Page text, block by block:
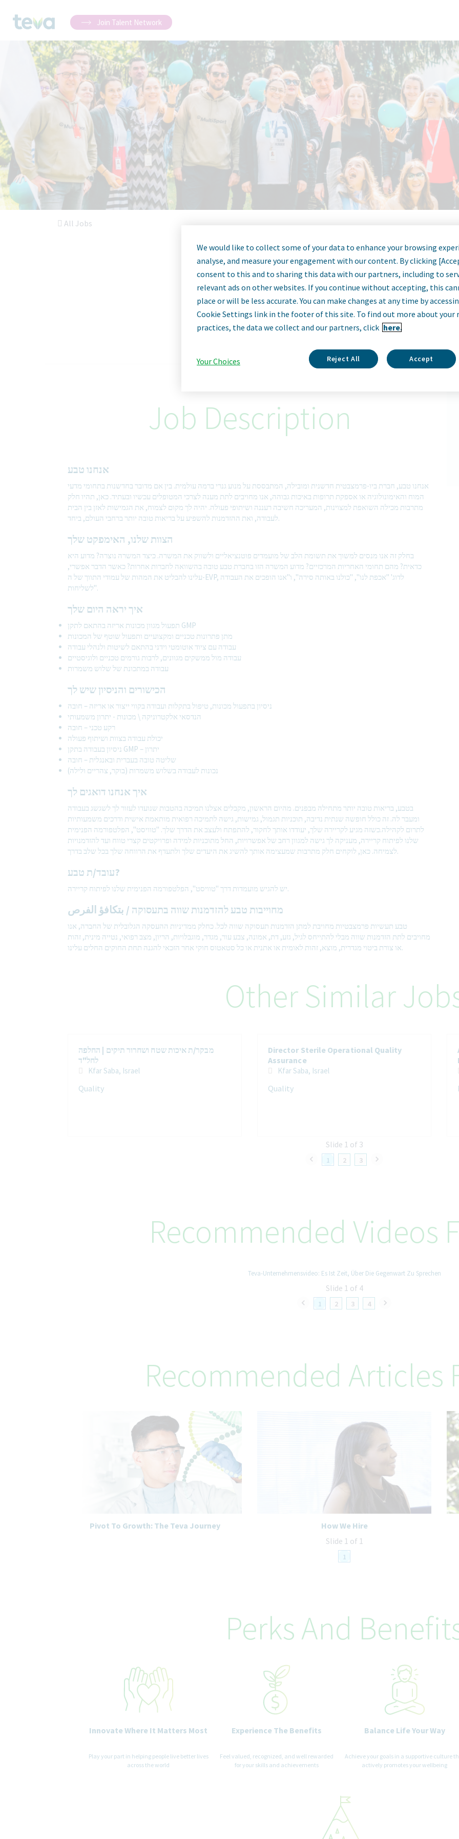
Join Talent Network
All Jobs
מפעיל/ה קווי אריזה
Kfar Saba, Israel
Apply Now
Job Description
אנחנו טבע
אנחנו טבע, חברת ביו-פרמצבטית חדשנית ומובילה, המתבססת על מנוע גנרי ברמה עולמית. בין אם מדובר בחדשנות בתחומי מדעי
המוח והאימונולוגיה או אספקת תרופות באיכות גבוהה, אנו מחויבים לתת מענה לצרכי המטופלים עכשיו ובעתיד. כאן, תהיו חלק
מתרבות מכילה השואפת למצוינות, המעריכה חשיבה רעננה ושיתופי פעולה. יהיה לך מקום לצמוח, את הגמישות לאזן בין הבית
לעבודה, ואת ההזדמנות להשפיע על בריאות טובה יותר ברחבי העולם, ביחד.
הצוות שלנו, האימפקט שלך
בחלק זה אנו מנסים למשוך את תשומת הלב של מועמדים פוטנציאליים ולשווק את המשרה. כיצד המשרה נוצרה? מדוע היא
כדאית? מהם תחומי האחריות המרכזיים? מדוע המשרה הזו בחברת טבע טובה בהשוואה לחברות אחרות? כאשר הדבר אפשרי,
עלינו להבליט את המהות של עמודי התווך של ה-EVP, לדוג' "אכפת לנו", "כולנו באותה סירה", ו"אנו הופכים את העבודה
לשליחות".
איך יראה היום שלך
תפעול מגוון מכונות אריזה בהתאם לתקן GMP
מתן פתרונות טכניים ומקצועיים ותפעול שוטף של המכונות
עבודה עם ציוד אוטומטי וידני בהתאם לשיטות ולנהלי עבודה
עבודה מול ממשקים מגוונים, לרבות גורמים טכניים ולוגיסטיים
עבודה במתכונת של שלוש משמרות
הכישורים והניסיון שיש לך
ניסיון בתפעול מכונות, טיפול בתקלות ועבודה בקווי ייצור או אריזה – חובה
הנדסאי אלקטרוניקה \ מכונות - יתרון משמעותי
רקע טכני – חובה
יכולת עבודה בצוות ושיתוף פעולה
ניסיון בעבודה בתקן GMP – יתרון
שליטה טובה בעברית ובאנגלית – חובה
נכונות לעבודה בשלוש משמרות (בוקר, צהריים ולילה)
איך אנחנו דואגים לך
בטבע, בריאות טובה יותר מתחילה מבפנים. מהיום הראשון, מקבלים אצלנו תמיכה בהטבות שנועדו לעזור לך לשגשג בעבודה
ומעבר לה. זה כולל חופשה שנתית נדיבה, תוכניות תגמול, גמישות, גישה לתמיכה רפואית מותאמת אישית ודרכים משמעותיות
לתרום לקהילה.כשזה מגיע לקריירה שלך, יעודדו אותך לחקור, להתפתח ולעצב את הדרך שלך. "טוויסט", הפלטפורמה הפנימית
שלנו לפיתוח קריירה, מעניקה לך גישה למגוון רחב של אפשרויות, החל מתוכניות למידה ופרויקטים קצרי טווח ועד להזדמנויות
לצמיחה. כאן, לוקחים חלק מתרבות שמעצימה אותך להשיג את היעדים שלך ולתעדף את הרווחה שלך בכל שלב בדרך.
עובד/ת טבע?
יש להגיש מועמדות דרך "טוויסט", הפלטפורמה הפנימית שלנו לפיתוח קריירה.
מחוייבות טבע להזדמנות שווה בתעסוקה / بتكافؤ الفرص
טבע תעשיות פרמצבטיות מחויבת למתן הזדמנות תעסוקה שווה לכל. כחלק ממדיניות ההעסקה הגלובלית של החברה, אנו
מחויבים לתת הזדמנות שווה מבלי להתייחס לגיל, גזע, דת, אמונה, צבע עור, מגדר, מוגבלויות, הריון, מצב רפואי, נטייה מינית, זהות
או צורת ביטוי מגדרית, מוצא, זהות לאומית או אתנית או כל סטאטוס חוקי אחר הזכאי להגנה תחת החוקים החלים עלינו.
Other Similar
1 2 3
מבקר/ת איכות שטח ושחרור תיקים | החלפה
לחל"ד
Kfar Saba, Israel
Quality
Director Sterile Operational Quality
Assurance
Kfar Saba, Israel
Quality
Slide 1 of 3
Recommended Videos
1 2 3 4
Teva-Unternehmensvideo: Es Ist Zeit, Über Die Gegenwart Zu Sprechen
Slide 1 of 4
Recommended Articles
1
Pivot To Growth: The Teva Journey How We Hire
Slide 1 of 1
Perks And
Innovate Where It Matters Most
Play your part in helping people live better lives
across the world
Experience The Benefits
Feel valued, recognized, and well rewarded
for your skills and achievements
Balance Life Your Way
Achieve your goals in a supportive culture
actively promotes your wellbeing
We would like to collect some of your data to enhance your browsing
analyse, and measure your engagement with our content. By clicking
consent to this and to sharing this data with our partners, including to
relevant ads on other websites. If you continue without accepting, this
place or will be less accurate. You can make changes at any time by
Cookie Settings link in the footer of this site. To find out more about your
practices, the data we collect and our partners, click here.
Your Choices Reject All Accept